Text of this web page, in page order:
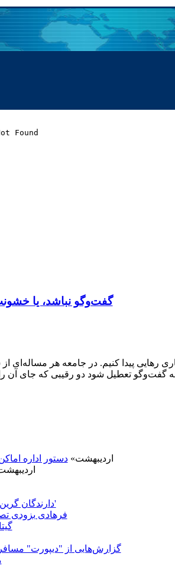
گفت‌وگو نباشد، یا
رهایی پیدا کنیم. در جامعه هر
گفت‌وگو تعطیل شود دو رقیبی که جای آن
29 اردیبهشت»دستور اداره اماکن نيروی
27
'دارندگان گرین کارت هم مشمول ممنوعیت سفر به آمریکا می‌شوند'
فرهادی بزودی
گزارش‌هایی از "دیپورت"